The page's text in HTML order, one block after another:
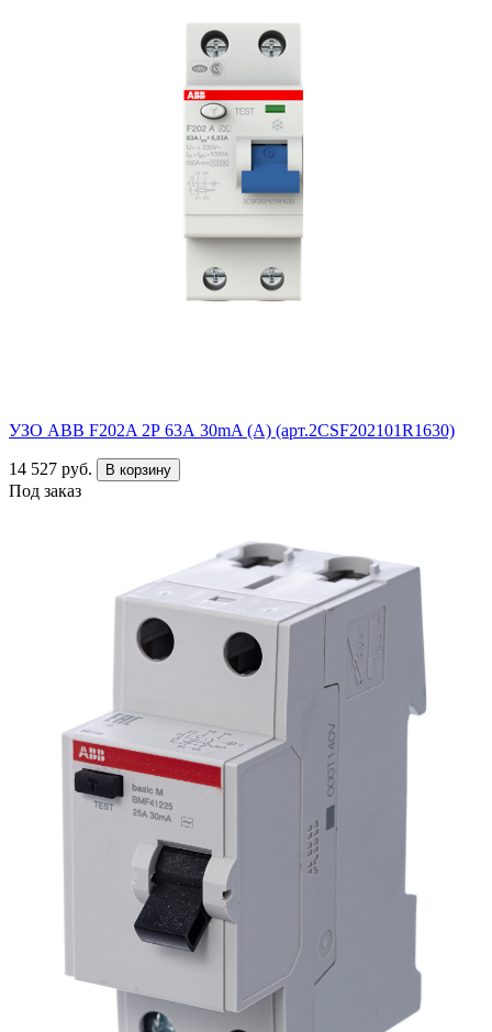
УЗО ABB F202A 2Р 63А 30mA (А) (арт.2CSF202101R1630)
14 527 руб. В корзину
Под заказ